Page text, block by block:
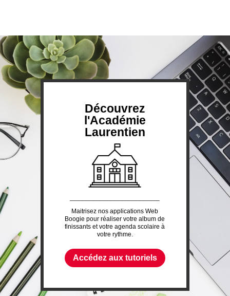
Découvrez
l'Académie
Laurentien
Maitrisez nos applications Web
Boogie pour réaliser votre album de
finissants et votre agenda scolaire à
votre rythme.
Accédez aux tutoriels